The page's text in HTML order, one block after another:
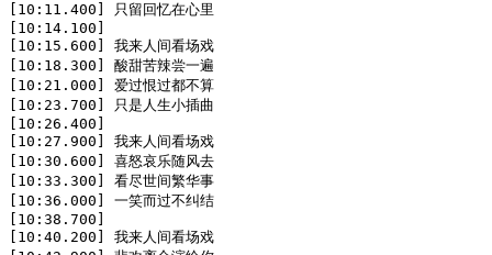
[10:11.400] 只留回忆在心里
[10:14.100]
[10:15.600] 我来人间看场戏
[10:18.300] 酸甜苦辣尝一遍
[10:21.000] 爱过恨过都不算
[10:23.700] 只是人生小插曲
[10:26.400]
[10:27.900] 我来人间看场戏
[10:30.600] 喜怒哀乐随风去
[10:33.300] 看尽世间繁华事
[10:36.000] 一笑而过不纠结
[10:38.700]
[10:40.200] 我来人间看场戏